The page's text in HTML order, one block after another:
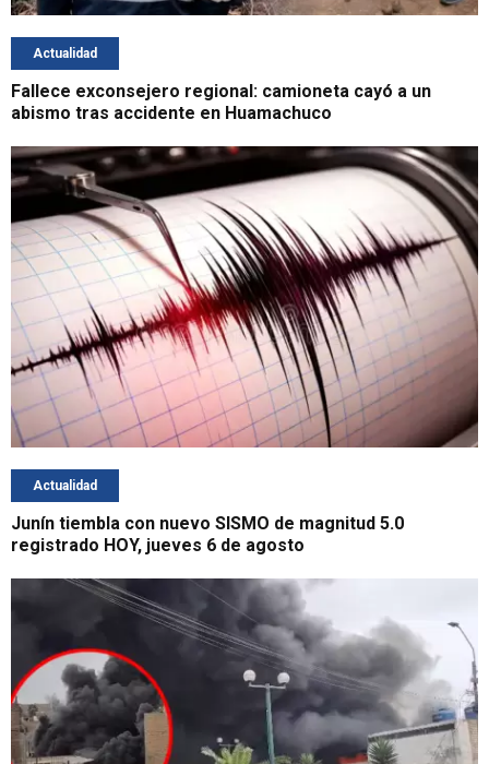
Actualidad
Fallece exconsejero regional: camioneta cayó a un
abismo tras accidente en Huamachuco
Actualidad
Junín tiembla con nuevo SISMO de magnitud 5.0
registrado HOY, jueves 6 de agosto